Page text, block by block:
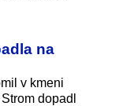
na
v kmeni
dopadl